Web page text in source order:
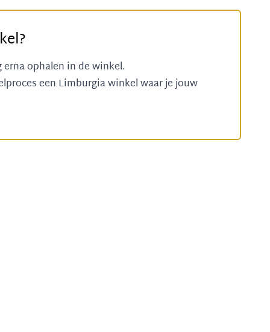
ophalen in de winkel.
een Limburgia winkelwaar je jouw